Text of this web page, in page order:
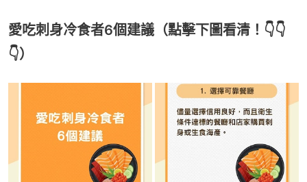
愛吃刺身冷食者6個建議（點擊下圖看清！👇👇
👇）